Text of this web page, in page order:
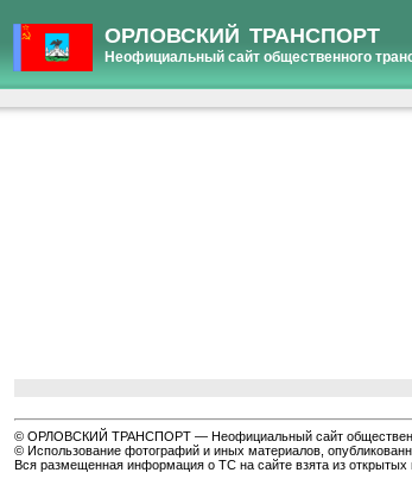
ОРЛОВСКИЙ ТРАНСПОРТ
Неофициальный сайт общественного
© ОРЛОВСКИЙ ТРАНСПОРТ — Неофициальный сайт
© Использование фотографий и иных материалов,
Вся размещенная информация о ТС на сайте взята из открытых